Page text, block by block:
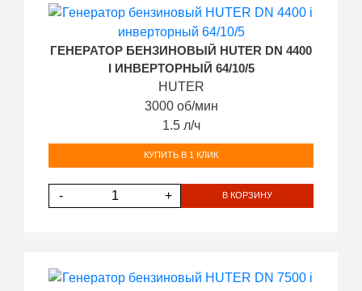
ГЕНЕРАТОР БЕНЗИНОВЫЙ HUTER DN 4400
I ИНВЕРТОРНЫЙ 64/10/5
HUTER
3000 об/мин
1.5 л/ч
КУПИТЬ В 1 КЛИК
- + В КОРЗИНУ